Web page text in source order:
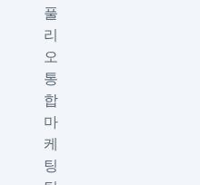
풀
리
오
통
합
마
케
팅